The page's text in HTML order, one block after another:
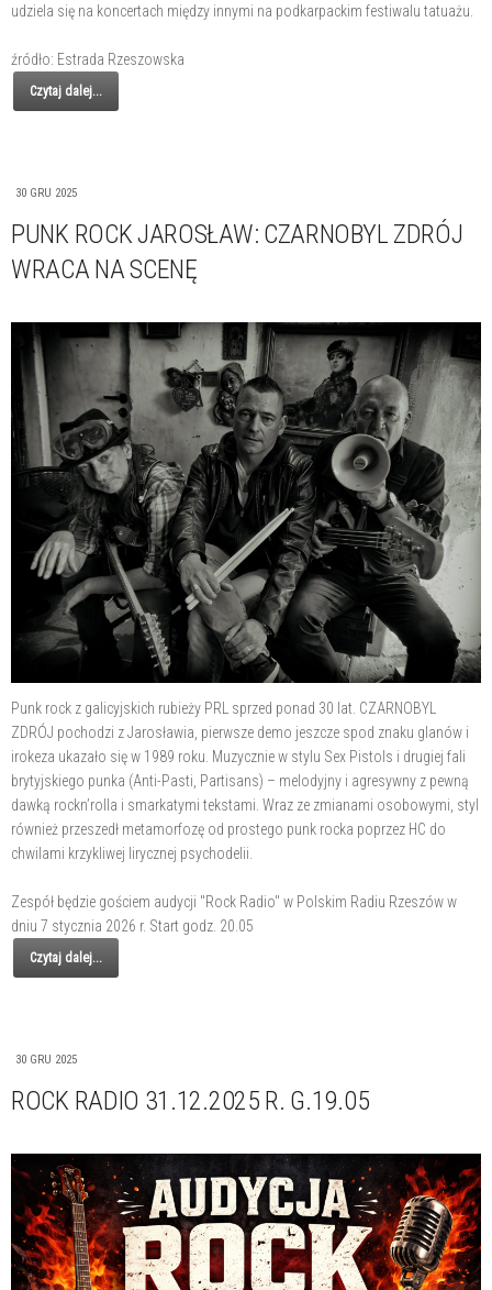
udziela się na koncertach między innymi na podkarpackim festiwalu tatuażu.
źródło: Estrada Rzeszowska
Czytaj dalej...
30 GRU 2025
PUNK ROCK JAROSŁAW: CZARNOBYL ZDRÓJ
WRACA NA SCENĘ
Punk rock z galicyjskich rubieży PRL sprzed ponad 30 lat. CZARNOBYL
ZDRÓJ pochodzi z Jarosławia, pierwsze demo jeszcze spod znaku glanów i
irokeza ukazało się w 1989 roku. Muzycznie w stylu Sex Pistols i drugiej fali
brytyjskiego punka (Anti-Pasti, Partisans) – melodyjny i agresywny z pewną
dawką rockn’rolla i smarkatymi tekstami. Wraz ze zmianami osobowymi, styl
również przeszedł metamorfozę od prostego punk rocka poprzez HC do
chwilami krzykliwej lirycznej psychodelii.
Zespół będzie gościem audycji "Rock Radio" w Polskim Radiu Rzeszów w
dniu 7 stycznia 2026 r. Start godz. 20.05
Czytaj dalej...
30 GRU 2025
ROCK RADIO 31.12.2025 R. G.19.05